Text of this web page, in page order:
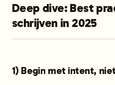
Deep dive: Best
schrijven in 2025
1) Begin met intent,